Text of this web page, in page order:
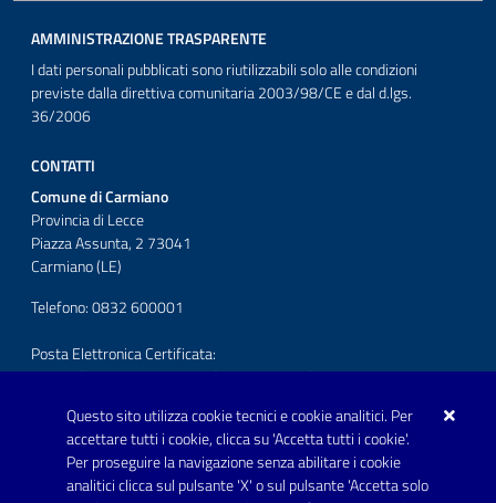
Questo sito utilizza cookie tecnici e cookie analitici. Per
accettare tutti i cookie, clicca su 'Accetta tutti i cookie'.
Per proseguire la navigazione senza abilitare i cookie
analitici clicca sul pulsante 'X' o sul pulsante 'Accetta solo
AMMINISTRAZIONE TRASPARENTE
I dati personali pubblicati sono riutilizzabili solo alle condizioni
previste dalla direttiva comunitaria 2003/98/CE e dal d.lgs.
36/2006
CONTATTI
Comune di Carmiano
Provincia di Lecce
Piazza Assunta, 2 73041
Carmiano (LE)
Telefono: 0832 600001
Posta Elettronica Certificata:
protocollo.comunecarmiano@pec.rupar.puglia.it
URP - Ufficio Relazioni con il Pubblico
SEGUICI SU